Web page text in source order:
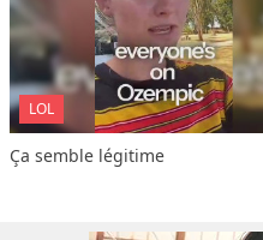
LOL
Ça semble légitime